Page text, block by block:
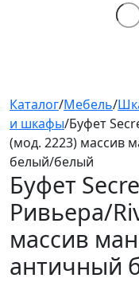
Каталог/Мебель/
и шкафы/Буфет
(мод. 2223) массив
белый/белый
Буфет
Ривьера/
массив
античный